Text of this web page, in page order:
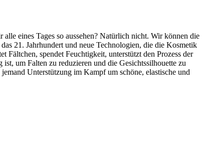
eines Tages so aussehen? Natürlich nicht. Wir können die
21. Jahrhundert und neue Technologien, die die Kosmetik
Fältchen, spendet Feuchtigkeit, unterstützt den Prozess der
um Falten zu reduzieren und die Gesichtssilhouette zu
Unterstützung im Kampf um schöne, elastische und